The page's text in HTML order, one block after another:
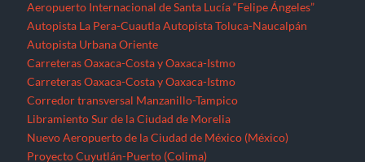
Espejos de la resistenciaFeminicidios
Fracturación Hidráulica (Fracking)
Hidrocarburos
Gasoducto Jaltipan – Salina Cruz
Gasoducto Salina Cruz – TapachulaGasoducto Tuxpan – Tula
Proyecto Aceites Terciarios del Golfo (Veracruz y Puebla)
Sistema de Transporte de Gas Natural Norte-Noroeste
Home JornalerosMEGAPROYECTOSMichoacánMigrantes
Militarización